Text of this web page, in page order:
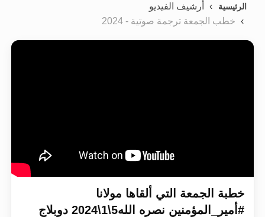
اقرأ هذا المقال في أهمية عيد
الحجّ.. دلالات، حِكم، وأهداف >> المزيد
اقرأ هذا الكتاب وتعرّف على حقيقة
الرئيسية
أرشيف الفيديو
خطب الجمعة ترجمة صوتية - 2024
خطبة الجمعة التي ألقاها مولانا
#أمير_المؤمنين​​​​​​ نصره الله5\1\2024 دوبلاج